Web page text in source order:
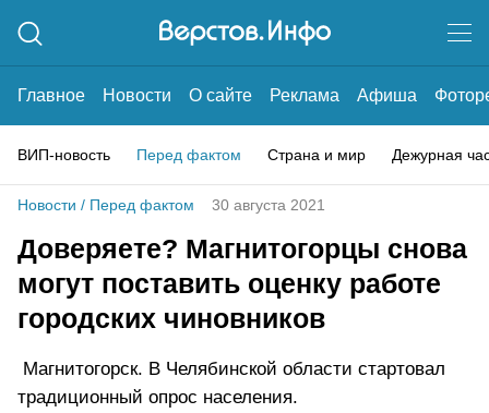
Главное Новости О сайте Реклама Афиша
ВИП-новость Перед фактом Страна и мир Дежурная
Новости / Перед фактом 30 августа 2021
Доверяете? Магнитогорцы снова
могут поставить оценку работе
городских чиновников
Магнитогорск. В Челябинской области стартовал
традиционный опрос населения.